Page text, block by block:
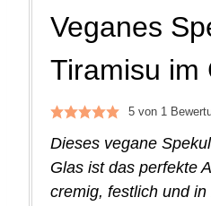
Veganes
Tiramisu im
5von 1
Dieses vegane
Glas ist das perfekte
cremig, festlich und